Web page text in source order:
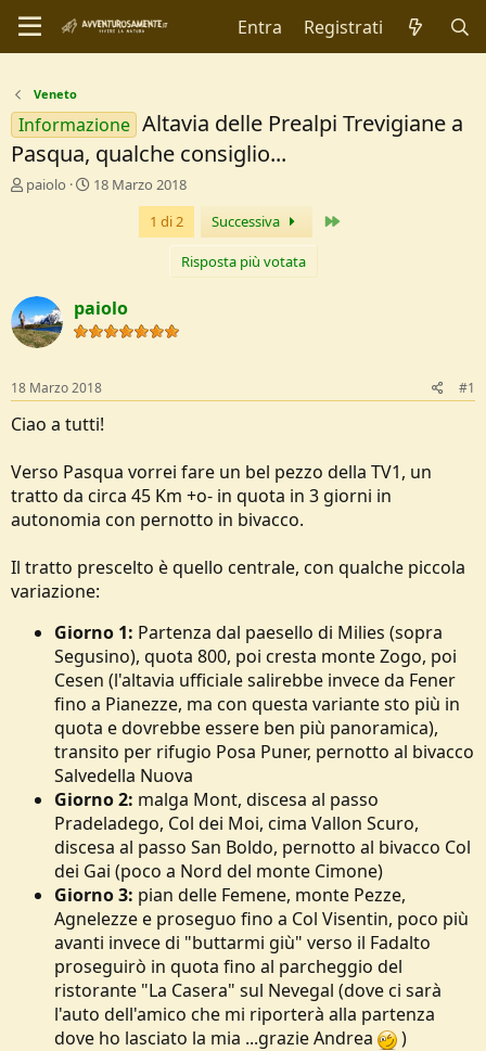
Entra Registrati
Veneto
Informazione Altavia delle Prealpi Trevigiane a
Pasqua, qualche consiglio...
C
r
e
D
s
c
u
s
i
o
n
paiolo
D
I
n
i
o
18 Marzo 2018
1 di 2
Successiva
Risposta più votata
paiolo
18 Marzo 2018 #1
Ciao a tutti!
Verso Pasqua vorrei fare un bel pezzo della TV1, un
tratto da circa 45 Km +o- in quota in 3 giorni in
autonomia con pernotto in bivacco.
Il tratto prescelto è quello centrale, con qualche piccola
variazione:
Giorno 1: Partenza dal paesello di Milies (sopra
Segusino), quota 800, poi cresta monte Zogo, poi
Cesen (l'altavia ufficiale salirebbe invece da Fener
fino a Pianezze, ma con questa variante sto più in
quota e dovrebbe essere ben più panoramica),
transito per rifugio Posa Puner, pernotto al bivacco
Salvedella Nuova
Giorno 2: malga Mont, discesa al passo
Pradeladego, Col dei Moi, cima Vallon Scuro,
discesa al passo San Boldo, pernotto al bivacco Col
dei Gai (poco a Nord del monte Cimone)
Giorno 3: pian delle Femene, monte Pezze,
Agnelezze e proseguo fino a Col Visentin, poco più
avanti invece di "buttarmi giù" verso il Fadalto
proseguirò in quota fino al parcheggio del
ristorante "La Casera" sul Nevegal (dove ci sarà
l'auto dell'amico che mi riporterà alla partenza
dove ho lasciato la mia ...grazie Andrea
)